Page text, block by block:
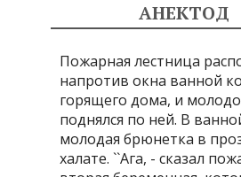
АНЕКТОД
Пожарная лестница
напротив окна ванной
горящего дома, и
поднялся по ней. В
молодая брюнетка в
халате. ``Ага, - сказал